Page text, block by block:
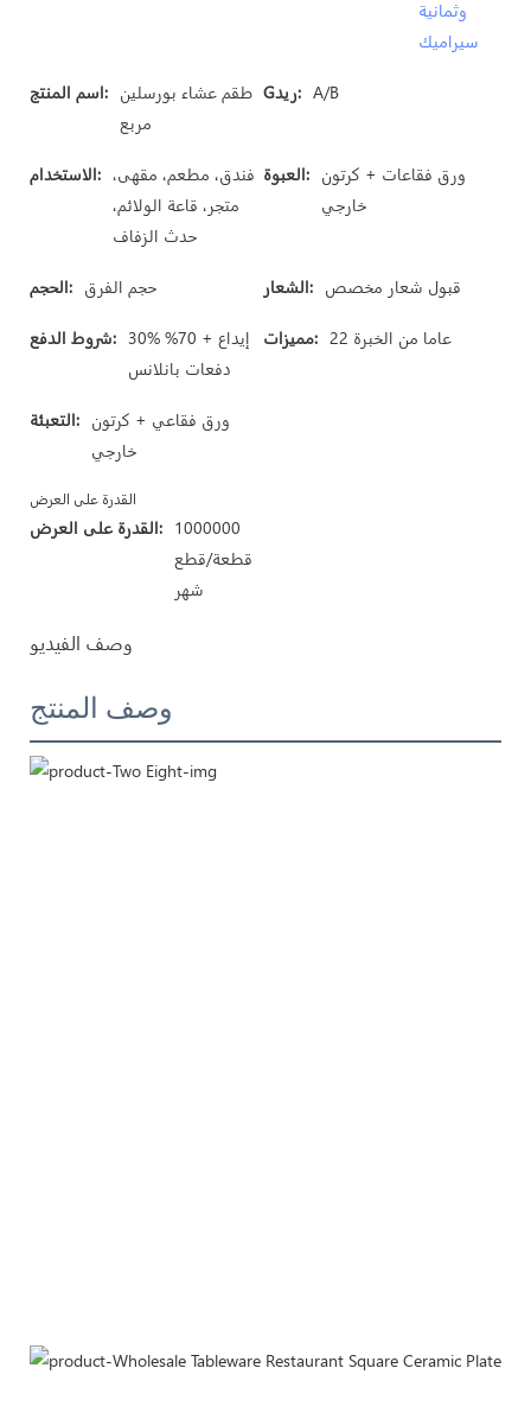
وثمانية
سيراميك
اسم المنتج: طقم عشاء بورسلين
مربع
Gريد: A/B
الاستخدام: فندق، مطعم، مقهى،
متجر، قاعة الولائم،
حدث الزفاف
العبوة: ورق فقاعات + كرتون
خارجي
الحجم: حجم الفرق الشعار: قبول شعار مخصص
شروط الدفع: 30% إيداع + 70%
دفعات بانلانس
مميزات: 22 عاما من الخبرة
التعبئة: ورق فقاعي + كرتون
خارجي
القدرة على العرض
القدرة على العرض: 1000000
قطعة/قطع
شهر
وصف الفيديو
وصف المنتج